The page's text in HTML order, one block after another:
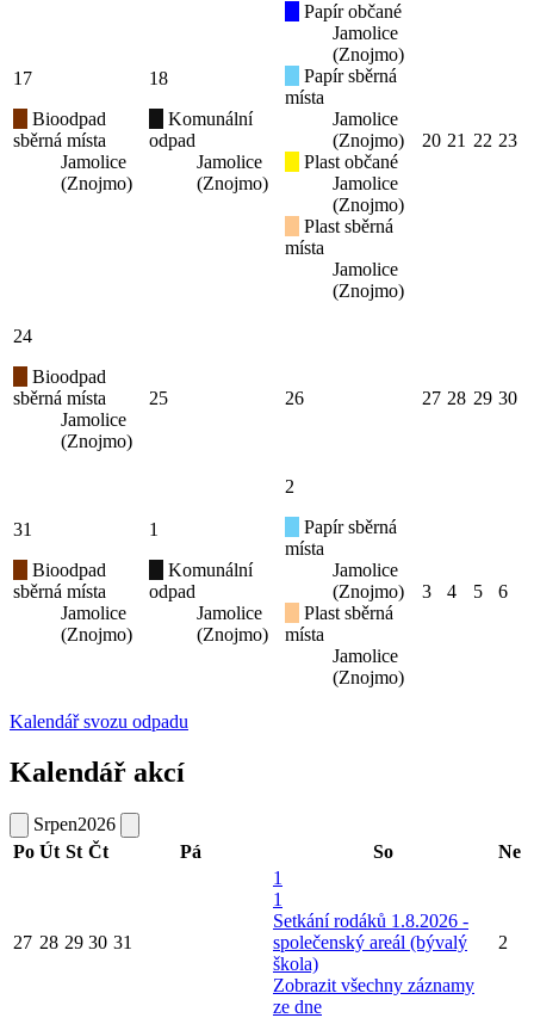
17
Bioodpad
sběrná místa
Jamolice
(Znojmo)
18
Komunální
odpad
Jamolice
(Znojmo)
Papír občané
Jamolice
(Znojmo)
Papír sběrná
místa
Jamolice
(Znojmo)
Plast občané
Jamolice
(Znojmo)
Plast sběrná
místa
Jamolice
(Znojmo)
20 21 22 23
24
Bioodpad
sběrná místa
Jamolice
(Znojmo)
25 26 27 28 29 30
31
Bioodpad
sběrná místa
Jamolice
(Znojmo)
1
Komunální
odpad
Jamolice
(Znojmo)
2
Papír sběrná
místa
Jamolice
(Znojmo)
Plast sběrná
místa
Jamolice
(Znojmo)
3 4 5 6
Kalendář svozu odpadu
Kalendář akcí
Srpen2026
Po Út St Čt Pá So Ne
27 28 29 30 31
1
1
Setkání rodáků 1.8.2026 -
společenský areál (bývalý
škola)
Zobrazit všechny záznamy
ze dne
2